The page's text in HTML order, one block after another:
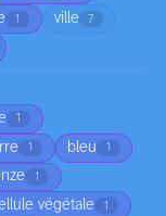
1 ville 7
1
1 bleu 1
1
végétale 1